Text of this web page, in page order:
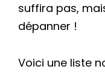
suffira pas,
dépanner !
Voici une liste